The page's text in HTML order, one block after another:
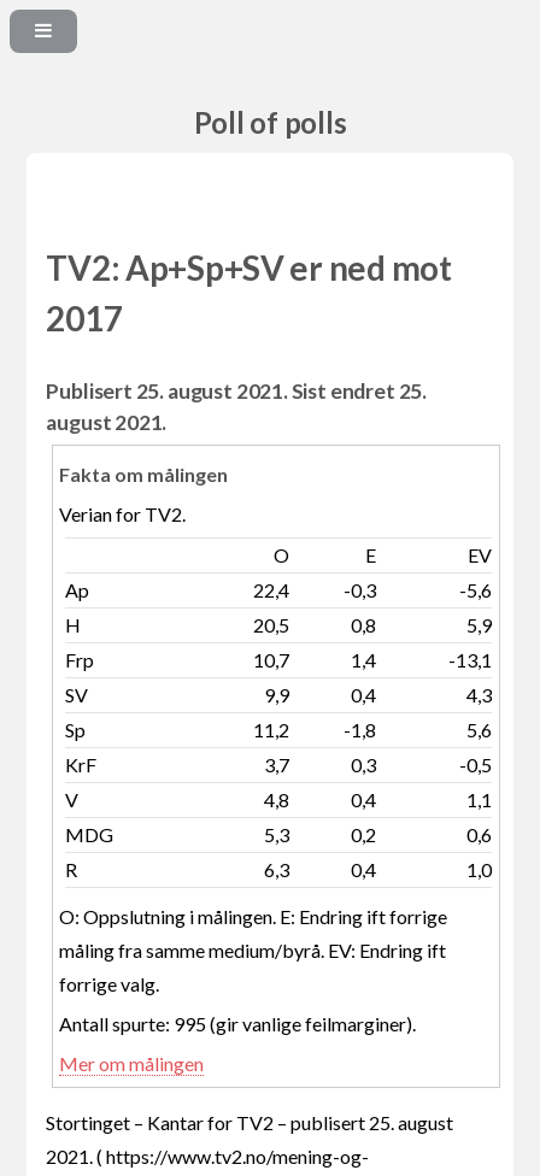
Poll of polls
TV2: Ap+Sp+SV er ned mot
2017
Publisert 25. august 2021. Sist endret 25.
august 2021.
Fakta om målingen
Verian for TV2.
O
E
EV
Ap
22,4 -0,3
-5,6
H
20,5 0,8
5,9
Frp
10,7 1,4
-13,1
SV
9,9 0,4
4,3
Sp
11,2 -1,8
5,6
KrF
3,7 0,3
-0,5
V
4,8 0,4
1,1
MDG
5,3 0,2
0,6
R
6,3 0,4 1,0
O: Oppslutning i målingen. E: Endring ift forrige
måling fra samme medium/byrå. EV: Endring ift
forrige valg.
Antall spurte: 995 (gir vanlige feilmarginer).
Mer om målingen
Stortinget – Kantar for TV2 – publisert 25. august
2021. ( https://www.tv2.no/mening-og-